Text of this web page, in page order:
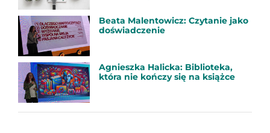
Beata Malentowicz: Czytanie jako
doświadczenie
Agnieszka Halicka: Biblioteka,
która nie kończy się na książce